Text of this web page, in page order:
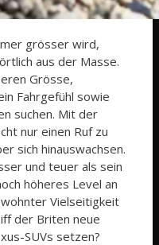
grösser wird,
aus der Masse.
Grösse,
Fahrgefühl sowie
suchen. Mit der
nur einen Ruf zu
sich hinauswachsen.
und teuer als sein
höheres Level an
Vielseitigkeit
der Briten neue
SUVs setzen?